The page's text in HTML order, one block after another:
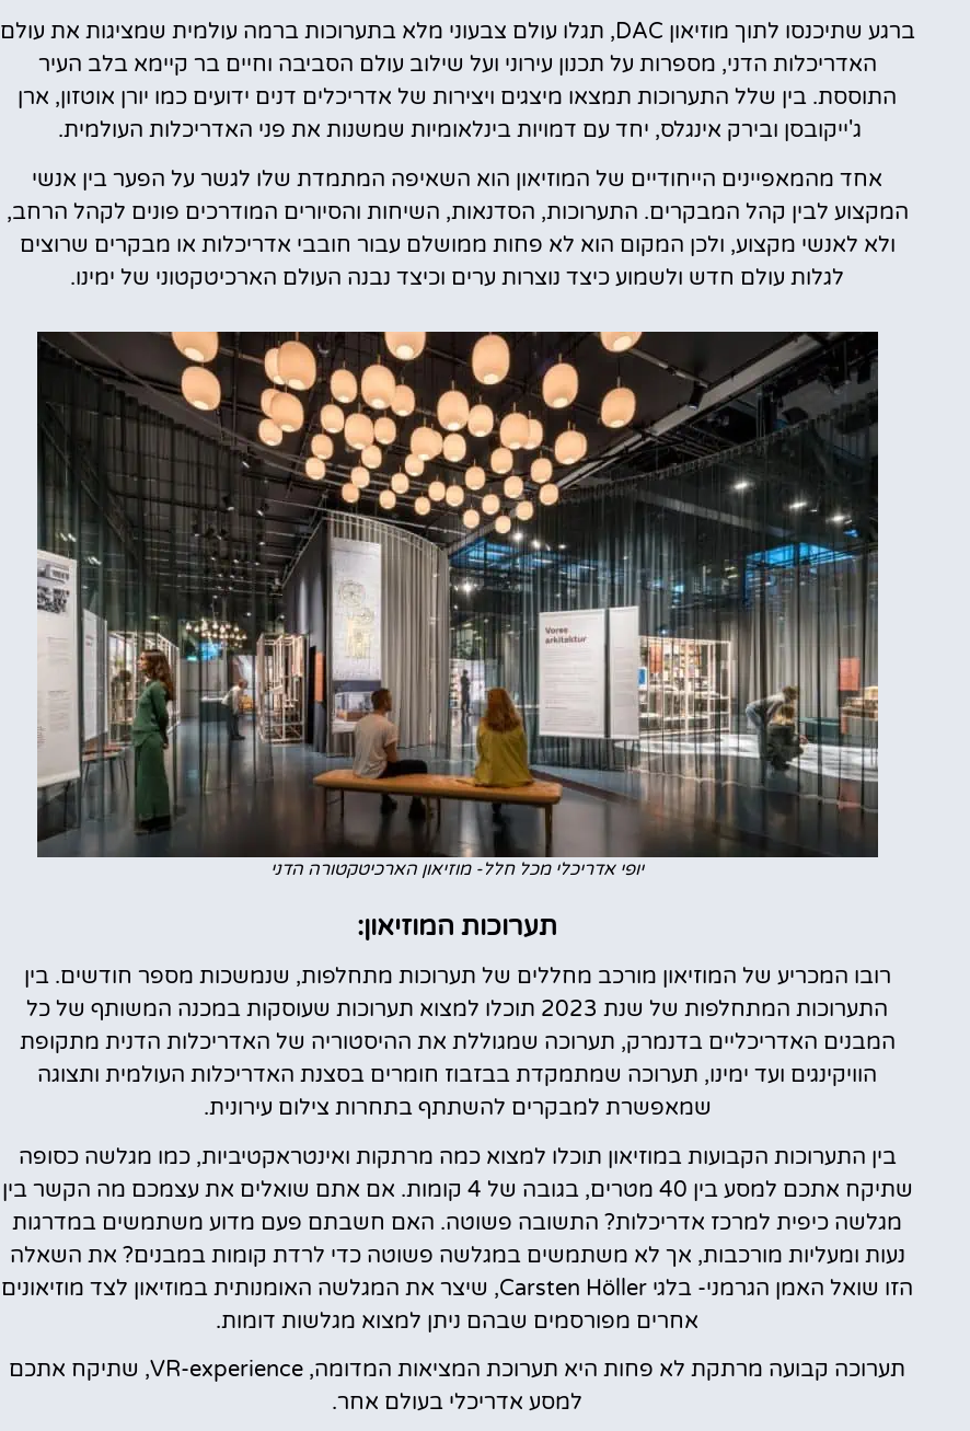
ברגע שתיכנסו לתוך מוזיאון DAC, תגלו עולם צבעוני מלא בתערוכות ברמה עולמית שמציגות את עולם
האדריכלות הדני, מספרות על תכנון עירוני ועל שילוב עולם הסביבה וחיים בר קיימא בלב העיר
התוססת. בין שלל התערוכות תמצאו מיצגים ויצירות של אדריכלים דנים ידועים כמו יורן אוטזון, ארן
ג'ייקובסן ובירק אינגלס, יחד עם דמויות בינלאומיות שמשנות את פני האדריכלות העולמית.
אחד מהמאפיינים הייחודיים של המוזיאון הוא השאיפה המתמדת שלו לגשר על הפער בין אנשי
המקצוע לבין קהל המבקרים. התערוכות, הסדנאות, השיחות והסיורים המודרכים פונים לקהל הרחב,
ולא לאנשי מקצוע, ולכן המקום הוא לא פחות ממושלם עבור חובבי אדריכלות או מבקרים שרוצים
לגלות עולם חדש ולשמוע כיצד נוצרות ערים וכיצד נבנה העולם הארכיטקטוני של ימינו.
יופי אדריכלי מכל חלל- מוזיאון הארכיטקטורה הדני
תערוכות המוזיאון:
רובו המכריע של המוזיאון מורכב מחללים של תערוכות מתחלפות, שנמשכות מספר חודשים. בין
התערוכות המתחלפות של שנת 2023 תוכלו למצוא תערוכות שעוסקות במכנה המשותף של כל
המבנים האדריכליים בדנמרק, תערוכה שמגוללת את ההיסטוריה של האדריכלות הדנית מתקופת
הוויקינגים ועד ימינו, תערוכה שמתמקדת בבזבוז חומרים בסצנת האדריכלות העולמית ותצוגה
שמאפשרת למבקרים להשתתף בתחרות צילום עירונית.
בין התערוכות הקבועות במוזיאון תוכלו למצוא כמה מרתקות ואינטראקטיביות, כמו מגלשה כסופה
שתיקח אתכם למסע בין 40 מטרים, בגובה של 4 קומות. אם אתם שואלים את עצמכם מה הקשר בין
מגלשה כיפית למרכז אדריכלות? התשובה פשוטה. האם חשבתם פעם מדוע משתמשים במדרגות
נעות ומעליות מורכבות, אך לא משתמשים במגלשה פשוטה כדי לרדת קומות במבנים? את השאלה
הזו שואל האמן הגרמני- בלגי Carsten Höller, שיצר את המגלשה האומנותית במוזיאון לצד מוזיאונים
אחרים מפורסמים שבהם ניתן למצוא מגלשות דומות.
תערוכה קבועה מרתקת לא פחות היא תערוכת המציאות המדומה, VR-experience, שתיקח אתכם
למסע אדריכלי בעולם אחר.